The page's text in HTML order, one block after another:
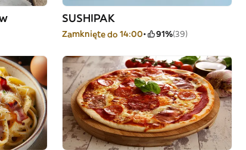
SUSHIPAK
Zamknięte do 14:00 91%(39)